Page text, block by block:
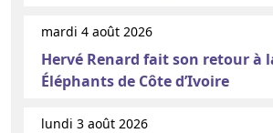
mardi 4 août 2026
Hervé Renard fait son retour à
Éléphants de Côte d’Ivoire
lundi 3 août 2026